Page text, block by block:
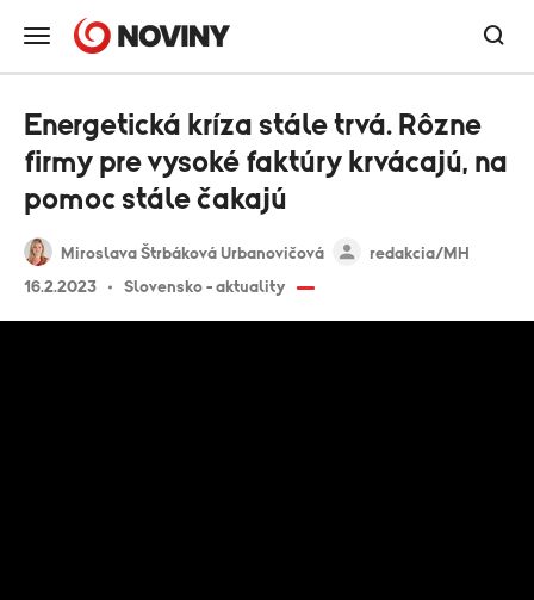
Miroslava Štrbáková Urbanovičová
redakcia/MH
16.2.2023
Slovensko - aktuality
Energetická kríza stále trvá. Rôzne
firmy pre vysoké faktúry krvácajú, na
pomoc stále čakajú